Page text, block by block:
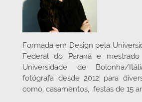
Formada em Design pela
Federal do Paraná e
Universidade de Bolonha/
fotógrafa desde 2012 para
como: casamentos, festas de 15